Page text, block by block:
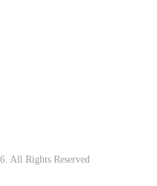
All Rights Reserved